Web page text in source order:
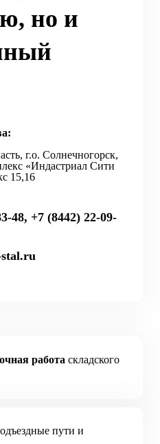
но и
г.о. Солнечногорск,
«Индастриал Сити
15,16
48, +7 (8442) 22-09-
работа складского
пути и